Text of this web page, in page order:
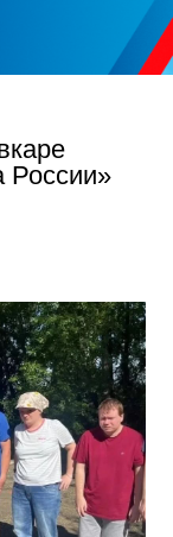
России»